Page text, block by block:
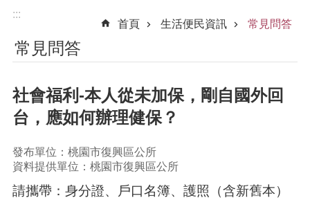
:::
首頁
生活便民資訊 常見問答
常見問答
社會福利-本人從未加保，剛自國外回
台，應如何辦理健保？
發布單位：桃園市復興區公所
資料提供單位：桃園市復興區公所
請攜帶：身分證、戶口名簿、護照（含新舊本）